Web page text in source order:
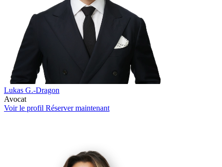
Lukas G.-Dragon
Avocat
Voir le profil Réserver maintenant